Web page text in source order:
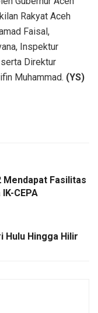
Rakyat Aceh
Faisal,
Inspektur
Direktur
Muhammad. (YS)
Mendapat Fasilitas
CEPA
Hulu Hingga Hilir